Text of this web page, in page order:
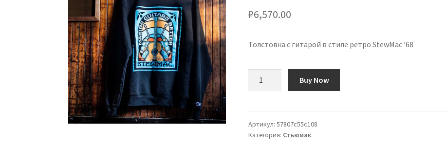
₽6,570.00
Толстовка с гитарой в стиле ретро StewMac ’68
guitarra
retro
Buy Now
Артикул:57807c55c108
Категория: Стьюмак